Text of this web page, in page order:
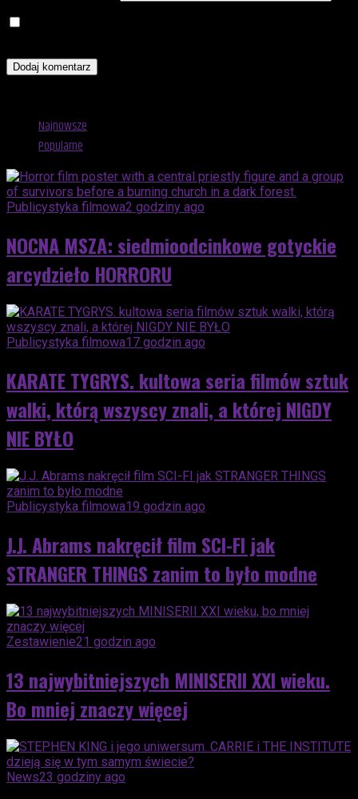
Najnowsze
Popularne
Publicystyka filmowa2 godziny ago
NOCNA MSZA: siedmioodcinkowe gotyckie
arcydzieło HORRORU
Publicystyka filmowa17 godzin ago
KARATE TYGRYS. kultowa seria filmów sztuk
walki, którą wszyscy znali, a której NIGDY
NIE BYŁO
Publicystyka filmowa19 godzin ago
J.J. Abrams nakręcił film SCI-FI jak
STRANGER THINGS zanim to było modne
Zestawienie21 godzin ago
13 najwybitniejszych MINISERII XXI wieku.
Bo mniej znaczy więcej
News23 godziny ago